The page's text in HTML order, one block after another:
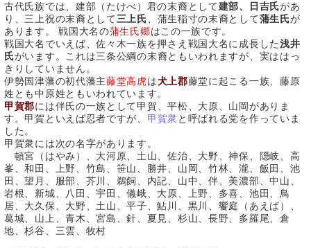
古代氏族では、建部（たけべ）君の末裔として建部、日吉氏があ
り、三上祝の末裔として三上氏 、蒲生稲寸の末裔として蒲生氏が
あります。 戦国大名の蒲生氏郷はこの一族です。
戦国大名でいえば、佐々木一族を押さえ戦国大名に成長した浅井
氏がいます。これは三条公綱の末裔ともいわれますが、実ははっ
きりしていません。
伊勢国津藩の初代藩主藤堂高虎は犬上郡藤堂に起こる一族、藤原
姓とも中原姓ともいわれています。
甲賀郡には伴氏の一族として甲賀、平松、大原、山岡がありま
す。甲賀といえば忍者ですが、 甲賀衆と呼ばれる党を作っていま
した。
甲賀衆には次の名字があります。
頓宮（はやみ）、大河原、土山、佐治、大野、神保、隠岐、高
峯、和田、上野、竹島、笹山、勝井、山岡、竹林、瀧、飯田、池
田、望月、服部、芥川、鵜飼、内記、山中、伴、美濃部、中山、
岩根、新城、八田、宇田、儀峨、大原、上野、多喜、池田、鳥
居、大久保、大野、土山、平子、鮎川、黒川、饗庭（あえば）、
葛城、山上、青木、宮島、針、夏見、杉山、長野、多羅尾、倉
地、杉谷、三雲、牧村